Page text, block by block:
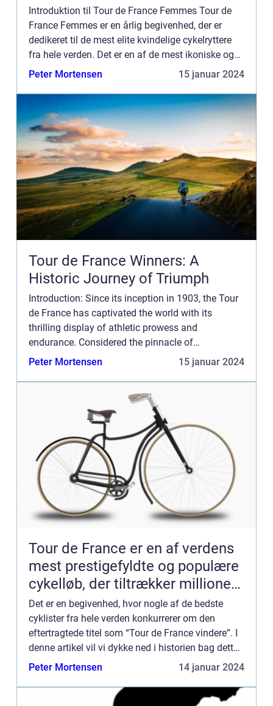
Introduktion til Tour de France Femmes Tour de
France Femmes er en årlig begivenhed, der er
dedikeret til de mest elite kvindelige cykelryttere
fra hele verden. Det er en af de mest ikoniske og
udfordrende sportsbegivenheder af sin art, hvor
Peter Mortensen 15 januar 2024
Tour de France Winners: A
Historic Journey of Triumph
Introduction: Since its inception in 1903, the Tour
de France has captivated the world with its
thrilling display of athletic prowess and
endurance. Considered the pinnacle of
professional cycling, this prestigious race has
Peter Mortensen 15 januar 2024
Tour de France er en af verdens
mest prestigefyldte og populære
cykelløb, der tiltrækker millioner
af tilskuere hvert år
Det er en begivenhed, hvor nogle af de bedste
cyklister fra hele verden konkurrerer om den
eftertragtede titel som “Tour de France vindere”. I
denne artikel vil vi dykke ned i historien bag dette
ikoniske løb, dets vindere og hvad der gør...
Peter Mortensen 14 januar 2024